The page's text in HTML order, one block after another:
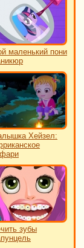
маленький пони
Хейзел:
зубы